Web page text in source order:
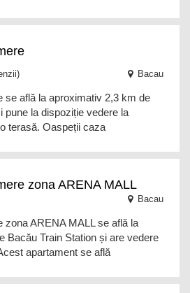
Bacau
se află la aproximativ 2,3 km de
pune la dispoziție vedere la
terasă. Oaspeții caza
zona ARENA MALL
Bacau
zona ARENA MALL se află la
Bacău Train Station și are vedere
apartament se află